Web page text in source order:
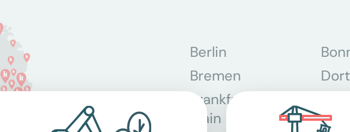
Berlin
Bremen
Frankfurt am
Main